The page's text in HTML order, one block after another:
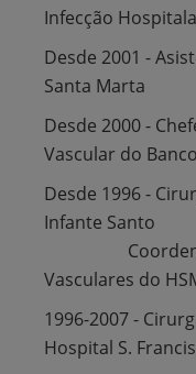
Infecção
Desde 2001 -
Santa Marta
Desde 2000 -
Vascular do
Desde 1996 -
Infante Santo
Vasculares do
1996-2007 -
Hospital S.